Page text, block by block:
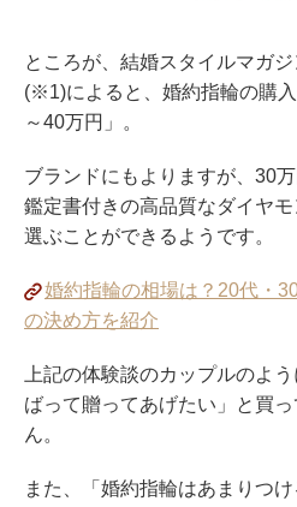
ところが、結婚スタイルマガ
(※1)によると、婚約指輪の購
～40万円」。
ブランドにもよりますが、30
鑑定書付きの高品質なダイヤ
選ぶことができるようです。
婚約指輪の相場は？20代・
の決め方を紹介
上記の体験談のカップルのよ
ばって贈ってあげたい」と買
ん。
また、「婚約指輪はあまりつ